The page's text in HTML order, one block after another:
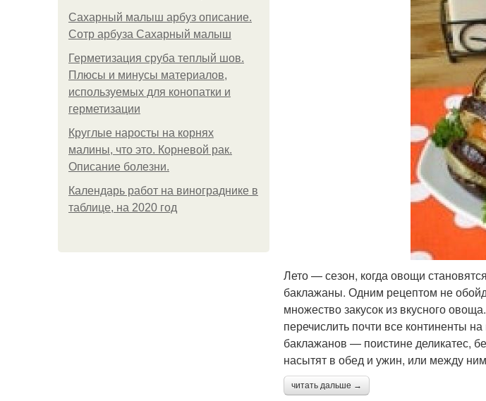
Сахарный малыш арбуз описание.
Сотр арбуза Сахарный малыш
Герметизация сруба теплый шов.
Плюсы и минусы материалов,
используемых для конопатки и
герметизации
Круглые наросты на корнях
малины, что это. Корневой рак.
Описание болезни.
Календарь работ на винограднике в
таблице, на 2020 год
Лето — сезон, когда овощи
баклажаны. Одним рецептом не
множество закусок из вкусного
перечислить почти все континенты
баклажанов — поистине деликатес,
насытят в обед и ужин, или между
читать дальше →